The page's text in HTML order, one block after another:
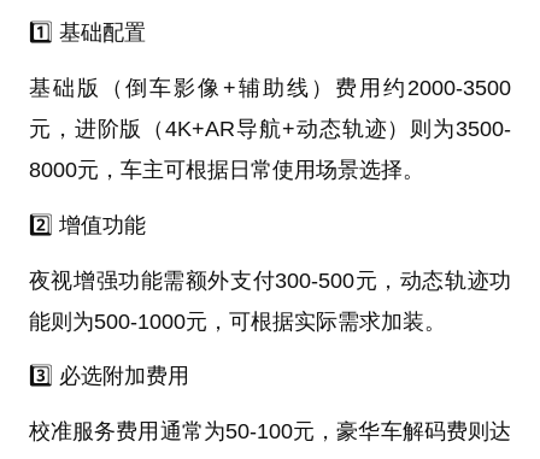
1️⃣ 基础配置
基础版（倒车影像+辅助线）费用约2000-3500
元，进阶版（4K+AR导航+动态轨迹）则为3500-
8000元，车主可根据日常使用场景选择。
2️⃣ 增值功能
夜视增强功能需额外支付300-500元，动态轨迹功
能则为500-1000元，可根据实际需求加装。
3️⃣ 必选附加费用
校准服务费用通常为50-100元，豪华车解码费则达